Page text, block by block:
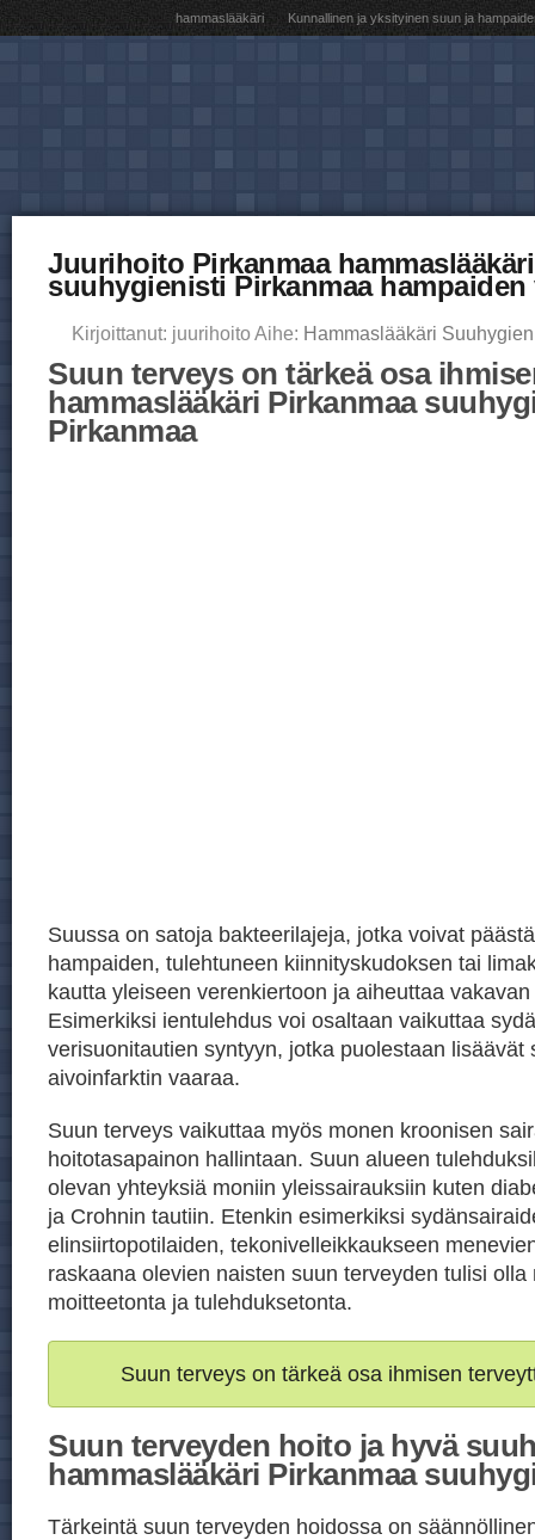
hammaslääkäri Kunnallinen ja yksityinen suun ja
Juurihoito Pirkanmaa
suuhygienisti Pirkanmaa hampaiden
Kirjoittanut: juurihoito Aihe: Hammaslääkäri
Suun terveys on tärkeä osa
hammaslääkäri Pirkanmaa
Pirkanmaa
Suussa on satoja bakteerilajeja, jotka voivat
hampaiden, tulehtuneen kiinnityskudoksen tai
kautta yleiseen verenkiertoon ja aiheuttaa
Esimerkiksi ientulehdus voi osaltaan vaikuttaa
verisuonitautien syntyyn, jotka puolestaan lisäävät
aivoinfarktin vaaraa.
Suun terveys vaikuttaa myös monen kroonisen
hoitotasapainon hallintaan. Suun alueen
olevan yhteyksiä moniin yleissairauksiin kuten
ja Crohnin tautiin. Etenkin esimerkiksi
elinsiirtopotilaiden, tekonivelleikkaukseen
raskaana olevien naisten suun terveyden tulisi olla
moitteetonta ja tulehduksetonta.
Suun terveys on tärkeä osa ihmisen
Suun terveyden hoito ja hyvä
hammaslääkäri Pirkanmaa
Tärkeintä suun terveyden hoidossa on